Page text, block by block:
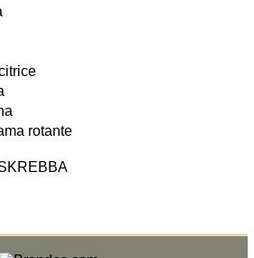
rotante